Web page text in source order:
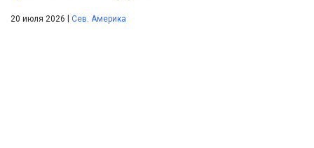
20 июля 2026 Сев. Америка